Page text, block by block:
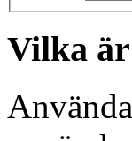
Vilka